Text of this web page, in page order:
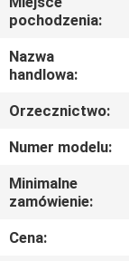
NAS
WYCIECZKA
PO
FABRYCE
KONTROLA
JAKOŚCI
pochodzenia:
Nazwa
handlowa:
Orzecznictwo:
Numer modelu:
Minimalne
zamówienie:
Cena: